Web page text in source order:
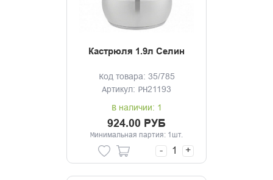
Кастрюля 1.9л Селин
Код товара: 35/785
Артикул: PH21193
В наличии: 1
924.00 РУБ
Минимальная партия: 1шт.
- +